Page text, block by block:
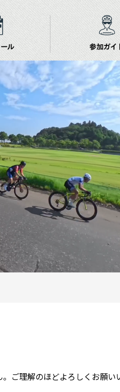
ル 参加ガイ
ご理解のほどよろしくお願い